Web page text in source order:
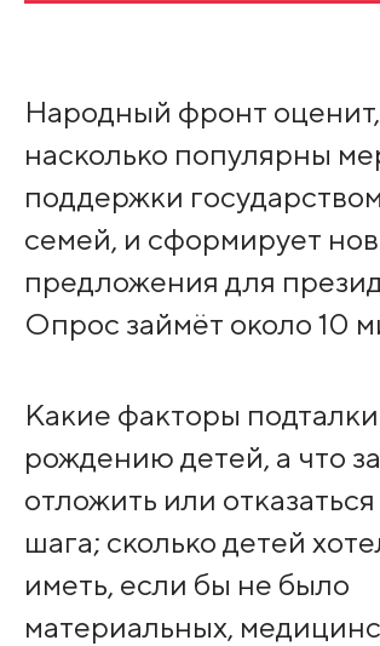
Народный фронт оценит,
насколько популярны
поддержки
семей, и сформирует
предложения для
Опрос займёт около 10
Какие факторы
рождению детей, а что
отложить или отказаться
шага; сколько детей
иметь, если бы не было
материальных,